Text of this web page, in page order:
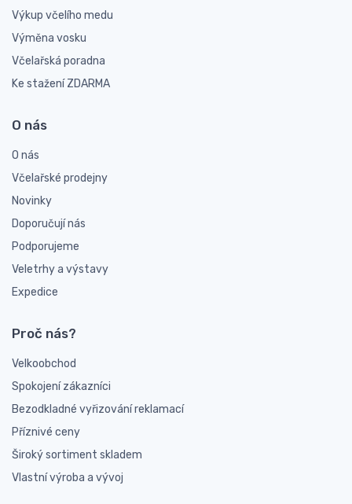
Výkup včelího medu
Výměna vosku
Včelařská poradna
Ke stažení ZDARMA
O nás
O nás
Včelařské prodejny
Novinky
Doporučují nás
Podporujeme
Veletrhy a výstavy
Expedice
Proč nás?
Velkoobchod
Spokojení zákazníci
Bezodkladné vyřizování reklamací
Příznivé ceny
Široký sortiment skladem
Vlastní výroba a vývoj